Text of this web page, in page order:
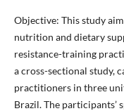
Objective: This study
nutrition and dietary
resistance-training
a cross-sectional study,
practitioners in three
Brazil. The